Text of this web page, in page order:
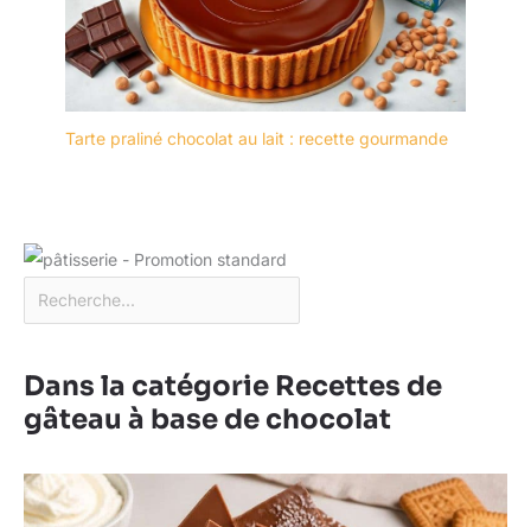
Tarte praliné chocolat au lait : recette gourmande
Dans la catégorie Recettes de
gâteau à base de chocolat